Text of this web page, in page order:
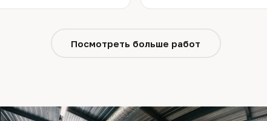
Посмотреть больше работ